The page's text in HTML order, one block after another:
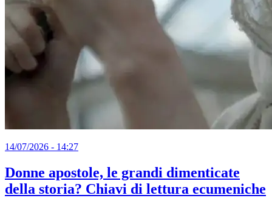
14/07/2026 - 14:27
Donne apostole, le grandi dimenticate
della storia? Chiavi di lettura ecumeniche